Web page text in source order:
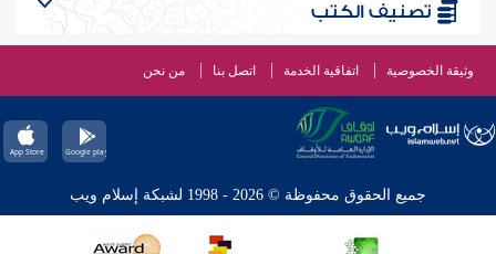
تصنيف الكتب
وثيقة الخصوصية اتفاقية الخدمة اتصل بنا من نحن
جميع الحقوق محفوظة © 2026 - 1998 لشبكة إسلام ويب